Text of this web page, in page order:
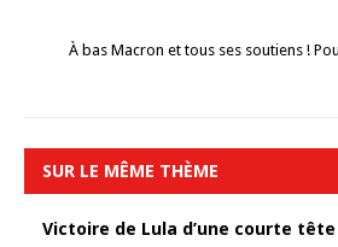
À bas Macron et tous ses soutiens !
SUR LE MÊME THÈME
Victoire de Lula d’une courte